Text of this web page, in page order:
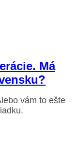
Má
vám to ešte